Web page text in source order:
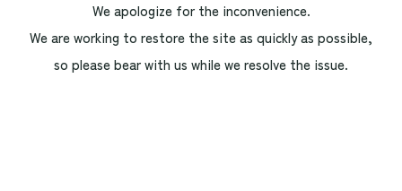
We apologize for the inconvenience.
We are working to restore the site as quickly as possible,
so please bear with us while we resolve the issue.